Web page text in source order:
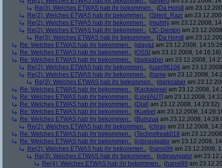
Re(3): Welches ETWAS hab ihr bekommen.. (Da Horstl am
Re(2): Welches ETWAS hab ihr bekommen.. (Silent_Razr am
Re(2): Welches ETWAS hab ihr bekommen.. (muhrly am 23.12.2008,
Re(2): Welches ETWAS hab ihr bekommen.. (JC-Denton am
Re(3): Welches ETWAS hab ihr bekommen.. (Da Horstl am
Re: Welches ETWAS hab ihr bekommen.. (playaz am 23.12.2008,
Re: Welches ETWAS hab ihr bekommen.. (OSSI am 23.12.2008, 14:16:18)
Re: Welches ETWAS hab ihr bekommen.. (darksaber am 23.12.2008,
Re(2): Welches ETWAS hab ihr bekommen.. (user96106 am
Re(2): Welches ETWAS hab ihr bekommen.. (hariw am 23.12.2008,
Re(3): Welches ETWAS hab ihr bekommen.. (darksaber am
Re: Welches ETWAS hab ihr bekommen.. (Kackwiesel am 23.12.2008,
Re: Welches ETWAS hab ihr bekommen.. (Lion[AUT] am 23.12.2008,
Re: Welches ETWAS hab ihr bekommen.. (Diall
am 23.12.2008, 14:23:32)
Re: Welches ETWAS hab ihr bekommen.. (Kuebel am 23.12.2008,
Re: Welches ETWAS hab ihr bekommen.. (Bumzua am 23.12.2008,
Re(2): Welches ETWAS hab ihr bekommen.. (chray am 23.12.2008,
Re: Welches ETWAS hab ihr bekommen.. (Technofreak018 am
Re: Welches ETWAS hab ihr bekommen.. (jobnavigator am 23.12.2008,
Re(2): Welches ETWAS hab ihr bekommen.. (hansi99 am 23.12.2008,
Re(3): Welches ETWAS hab ihr bekommen.. (jobnavigator am
Re(4): Welches ETWAS hab ihr bekommen.. (hansi99 am